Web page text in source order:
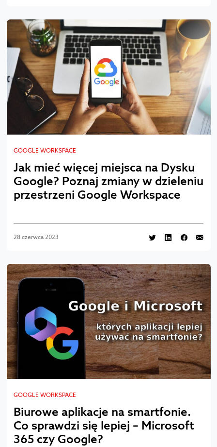
GOOGLE WORKSPACE
Jak mieć więcej miejsca na Dysku
Google? Poznaj zmiany w dzieleniu
przestrzeni Google Workspace
28 czerwca 2023
GOOGLE WORKSPACE
Biurowe aplikacje na smartfonie.
Co sprawdzi się lepiej – Microsoft
365 czy Google?